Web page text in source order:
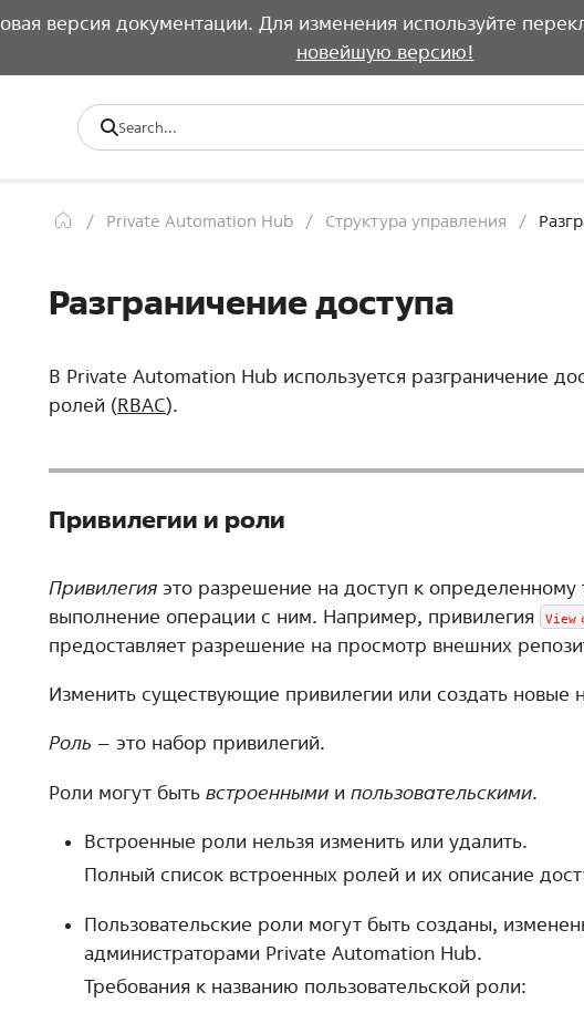
версия документации. Для изменения используйте
новейшую версию!
Private Automation Hub Структура управления
Разграничение доступа
В Private Automation Hub используется разграничение
ролей (RBAC).
Привилегии и роли
Привилегия это разрешение на доступ к определенному
выполнение операции с ним. Например, привилегия
View
предоставляет разрешение на просмотр внешних
Изменить существующие привилегии или создать новые
Роль – это набор привилегий.
Роли могут быть встроенными и пользовательскими
Встроенные роли нельзя изменить или удалить.
Полный список встроенных ролей и их описание
Пользовательские роли могут быть созданы,
администраторами Private Automation Hub.
Требования к названию пользовательской роли: